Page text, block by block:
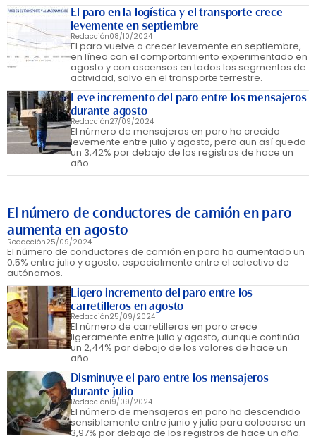
El paro en la logística y el transporte crece
levemente en septiembre
Redacción08/10/2024
El paro vuelve a crecer levemente en septiembre,
en línea con el comportamiento experimentado en
agosto y con ascensos en todos los segmentos de
actividad, salvo en el transporte terrestre.
Leve incremento del paro entre los mensajeros
durante agosto
Redacción27/09/2024
El número de mensajeros en paro ha crecido
levemente entre julio y agosto, pero aun así queda
un 3,42% por debajo de los registros de hace un
año.
El número de conductores de camión en paro
aumenta en agosto
Redacción25/09/2024
El número de conductores de camión en paro ha aumentado un
0,5% entre julio y agosto, especialmente entre el colectivo de
autónomos.
Ligero incremento del paro entre los
carretilleros en agosto
Redacción25/09/2024
El número de carretilleros en paro crece
ligeramente entre julio y agosto, aunque continúa
un 2,44% por debajo de los valores de hace un
año.
Disminuye el paro entre los mensajeros
durante julio
Redacción19/09/2024
El número de mensajeros en paro ha descendido
sensiblemente entre junio y julio para colocarse un
3,97% por debajo de los registros de hace un año.